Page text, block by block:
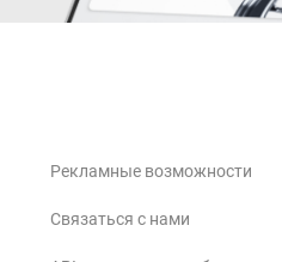
Рекламные возможности
Связаться с нами